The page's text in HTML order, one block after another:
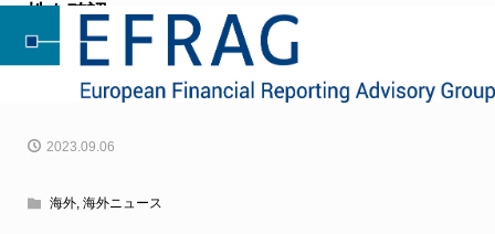
性を確認
2023.09.06
海外, 海外ニュース